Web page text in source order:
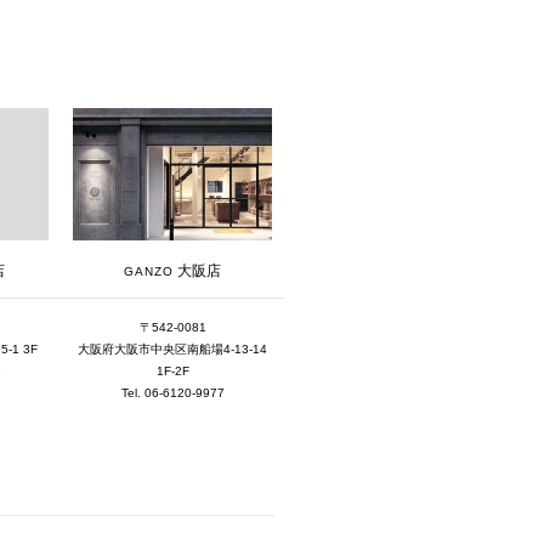
2025年5月 [3]
2025年4月 [7]
2025年3月 [1]
1 3F
GANZO 大阪店
〒542-0081
大阪府大阪市中央区南船場4-13-14
1F-2F
Tel. 06-6120-9977